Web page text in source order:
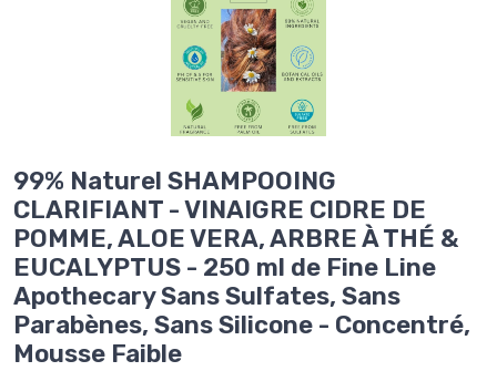
99% Naturel SHAMPOOING
CLARIFIANT - VINAIGRE CIDRE DE
POMME, ALOE VERA, ARBRE À THÉ &
EUCALYPTUS - 250 ml de Fine Line
Apothecary Sans Sulfates, Sans
Parabènes, Sans Silicone - Concentré,
Mousse Faible